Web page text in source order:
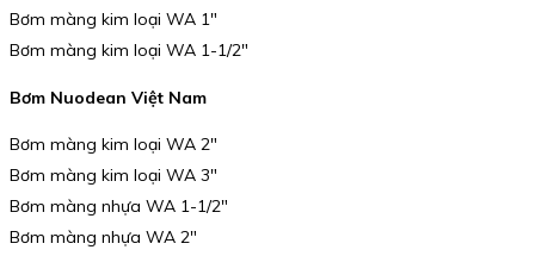
Bơm màng kim loại WA 1″
Bơm màng kim loại WA 1-1/2″
Bơm Nuodean Việt Nam
Bơm màng kim loại WA 2″
Bơm màng kim loại WA 3″
Bơm màng nhựa WA 1-1/2″
Bơm màng nhựa WA 2″